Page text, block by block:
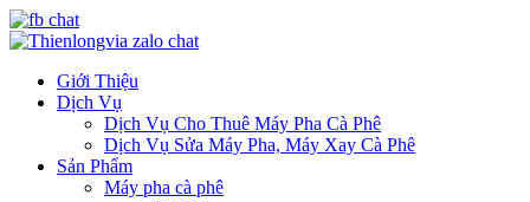
Giới Thiệu
Dịch Vụ
Dịch Vụ Cho Thuê Máy Pha Cà Phê
Dịch Vụ Sửa Máy Pha, Máy Xay Cà Phê
Sản Phẩm
Máy pha cà phê